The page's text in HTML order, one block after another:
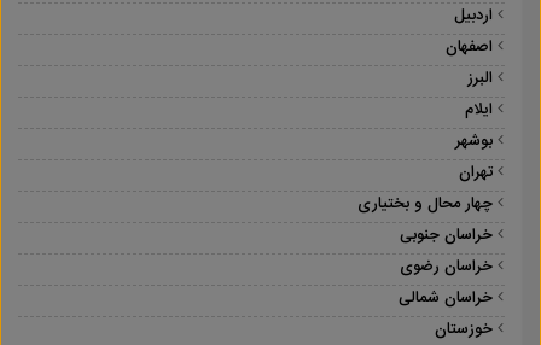
اردبیل
اصفهان
البرز
ایلام
بوشهر
تهران
چهار محال و بختیاری
خراسان جنوبی
خراسان رضوی
خراسان شمالی
خوزستان